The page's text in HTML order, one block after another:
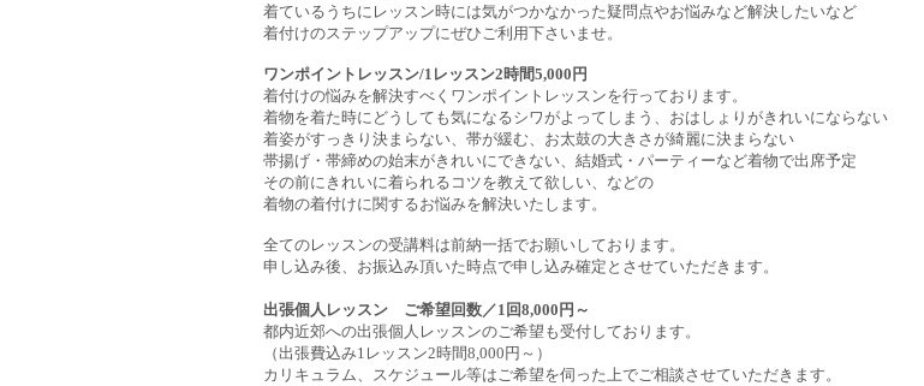
着ているうちにレッスン時には気がつかなかった疑問点やお悩みなど解決したいなど
着付けのステップアップにぜひご利用下さいませ。
ワンポイントレッスン/1レッスン2時間5,000円
着付けの悩みを解決すべくワンポイントレッスンを行っております。
着物を着た時にどうしても気になるシワがよってしまう、おはしょりがきれいにならない
着姿がすっきり決まらない、帯が緩む、お太鼓の大きさが綺麗に決まらない
帯揚げ・帯締めの始末がきれいにできない、結婚式・パーティーなど着物で出席予定
その前にきれいに着られるコツを教えて欲しい、などの
着物の着付けに関するお悩みを解決いたします。
全てのレッスンの受講料は前納一括でお願いしております。
申し込み後、お振込み頂いた時点で申し込み確定とさせていただきます。
出張個人レッスン ご希望回数／1回8,000円～
都内近郊への出張個人レッスンのご希望も受付しております。
（出張費込み1レッスン2時間8,000円～）
カリキュラム、スケジュール等はご希望を伺った上でご相談させていただきます。